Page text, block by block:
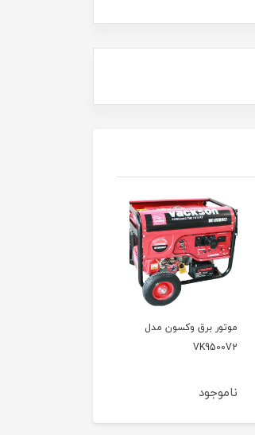
موتور برق وکسون مدل
VK9500V
ناموجود